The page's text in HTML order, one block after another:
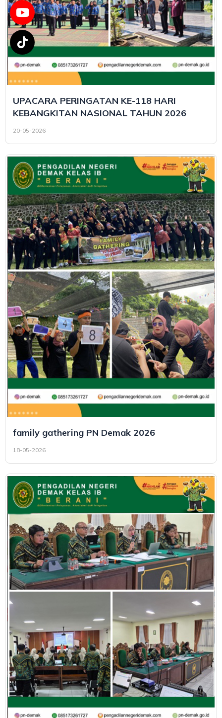
UPACARA PERINGATAN KE-118 HARI
KEBANGKITAN NASIONAL TAHUN 2026
20-05-2026
family gathering PN Demak 2026
18-05-2026